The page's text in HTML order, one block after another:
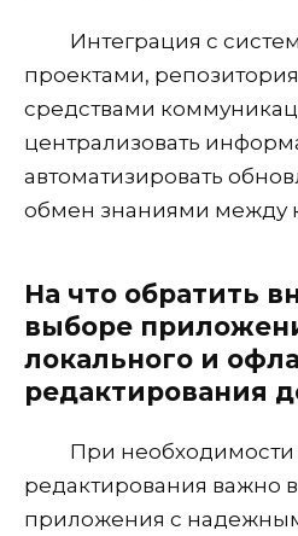
Интеграция с
проектами,
средствами
централизовать
автоматизировать
обмен знаниями между
На что обратить
выборе
локального и
редактирования
При
редактирования важно
приложения с